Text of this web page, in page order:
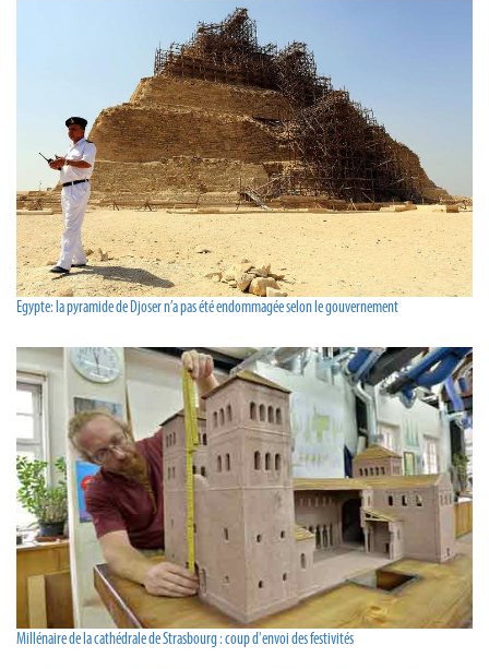
Egypte: la pyramide de Djoser n’a pas été endommagée selon le gouvernement
Millénaire de la cathédrale de Strasbourg : coup d'envoi des festivités